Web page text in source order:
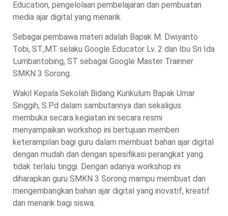
Education, pengelolaan pembelajaran dan pembuatan
media ajar digital yang menarik.
Sebagai pembawa materi adalah Bapak M. Dwiyanto
Tobi, ST.,MT selaku Google Educator Lv. 2 dan Ibu Sri Ida
Lumbantobing, ST sebagai Google Master Trainner
SMKN 3 Sorong.
Wakil Kepala Sekolah Bidang Kurikulum Bapak Umar
Singgih, S.Pd dalam sambutannya dan sekaligus
membuka secara kegiatan ini secara resmi
menyampaikan workshop ini bertujuan memberi
keterampilan bagi guru dalam membuat bahan ajar digital
dengan mudah dan dengan spesifikasi perangkat yang
tidak terlalu tinggi. Dengan adanya workshop ini
diharapkan guru SMKN 3 Sorong mampu membuat dan
mengembangkan bahan ajar digital yang inovatif, kreatif
dan menarik bagi siswa.